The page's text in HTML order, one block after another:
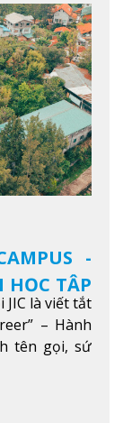
-
HỌC TẬP
JIC là viết tắt
– Hành
tên gọi, sứ